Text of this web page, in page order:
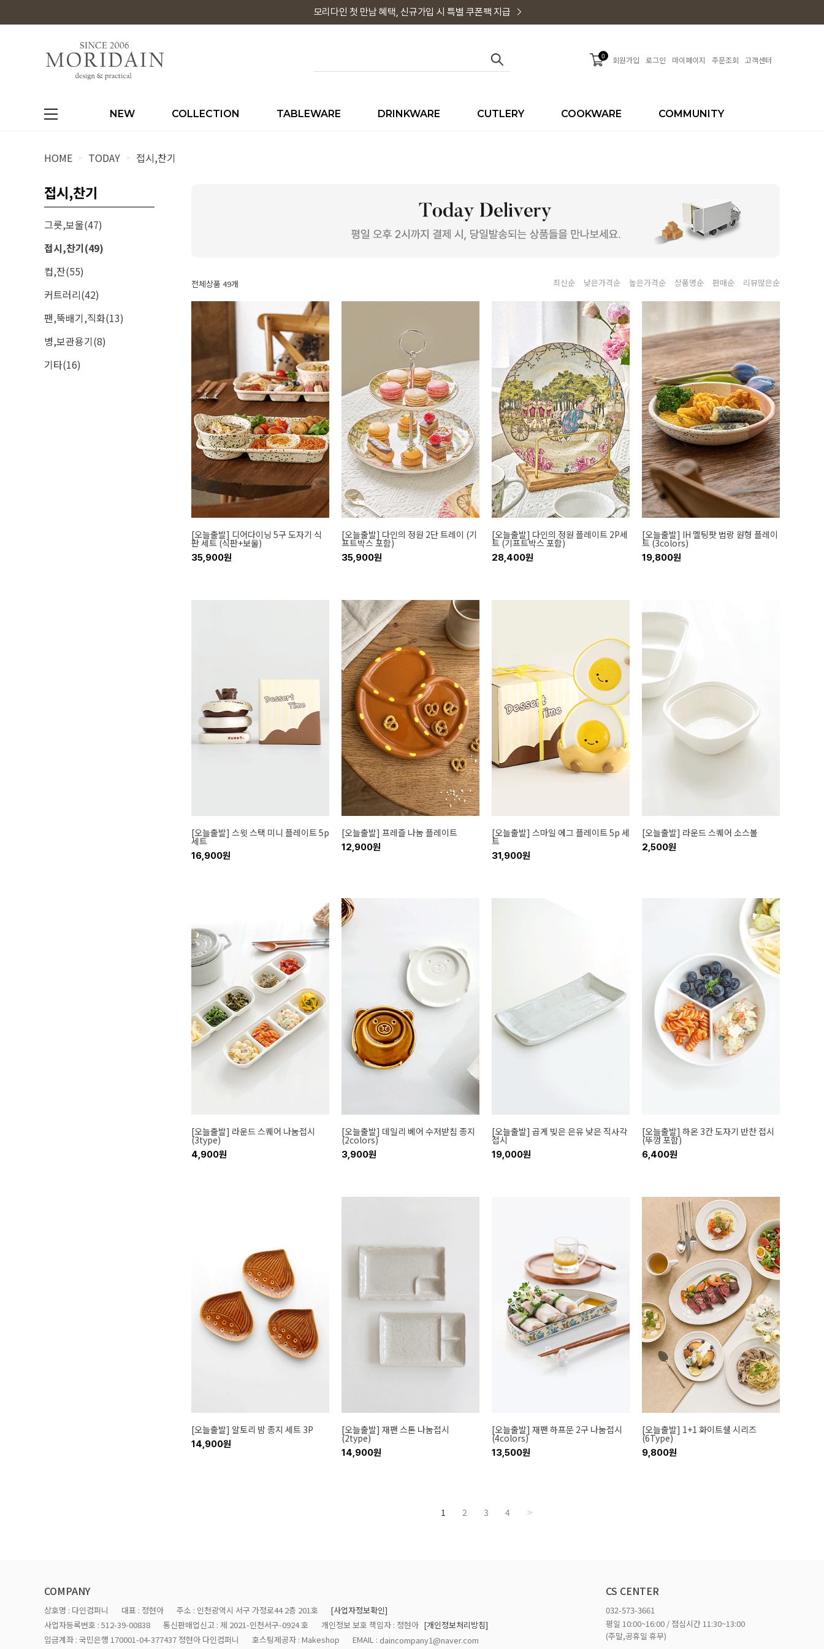
모리다인 첫 만남 혜택, 신규가입 시 특별 쿠폰팩 지급
0 회원가입 로그인 마이페이지 주문조회 고객센터
NEW COLLECTION TABLEWARE DRINKWARE CUTLERY COOKWARE COMMUNITY
HOME > TODAY > 접시,찬기
접시,찬기
그릇,보울(47)
접시,찬기(49)
컵,잔(55)
커트러리(42)
팬,뚝배기,직화(13)
병,보관용기(8)
기타(16)
전체상품 49개 최신순 낮은가격순 높은가격순 상품명순 판매순 리뷰많은순
[오늘출발] 디어다이닝 5구 도자기 식
판 세트 (식판+보울)
35,900원
[오늘출발] 다인의 정원 2단 트레이 (기
프트박스 포함)
35,900원
[오늘출발] 다인의 정원 플레이트 2P세
트 (기프트박스 포함)
28,400원
[오늘출발] IH 멜팅팟 법랑 원형 플레이
트 (3colors)
19,800원
[오늘출발] 스윗 스택 미니 플레이트 5p
세트
16,900원
[오늘출발] 프레즐 나눔 플레이트
12,900원
[오늘출발] 스마일 에그 플레이트 5p 세
트
31,900원
[오늘출발] 라운드 스퀘어 소스볼
2,500원
[오늘출발] 라운드 스퀘어 나눔접시
(3type)
4,900원
[오늘출발] 데일리 베어 수저받침 종지
(2colors)
3,900원
[오늘출발] 곱게 빚은 은유 낮은 직사각
접시
19,000원
[오늘출발] 하온 3칸 도자기 반찬 접시
(뚜껑 포함)
6,400원
[오늘출발] 알토리 밤 종지 세트 3P
14,900원
[오늘출발] 재팬 스톤 나눔접시
(2type)
14,900원
[오늘출발] 재팬 하프문 2구 나눔접시
(4colors)
13,500원
[오늘출발] 1+1 화이트쉘 시리즈
(6Type)
9,800원
1 2 3 4 >>
COMPANY
상호명 : 다인컴퍼니 대표 : 정현아 주소 : 인천광역시 서구 가정로44 2층 201호
[사업자정보확인]
사업자등록번호 : 512-39-00838
통신판매업신고 : 제 2021-인천서구-0924 호 개인정보 보호 책임자 : 정현아 [개인정보처리방침]
입금계좌 : 국민은행 170001-04-377437 정현아 다인컴퍼니
호스팅제공자 : Makeshop EMAIL : daincompany1@naver.com
CS CENTER
032-573-3661
평일 10:00~16:00 / 점심시간 11:30~13:00
(주말,공휴일 휴무)